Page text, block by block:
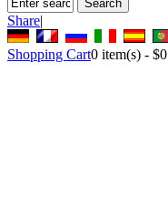
Share|
Shopping Cart0 item(s) - $0